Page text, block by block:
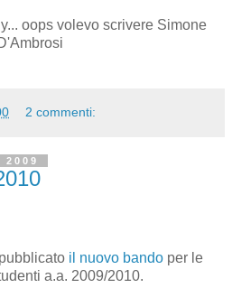
... oopsvolevo scrivere Simone
Ambrosi
2 commenti:
il nuovo bando per le
a.a. 2009/2010.